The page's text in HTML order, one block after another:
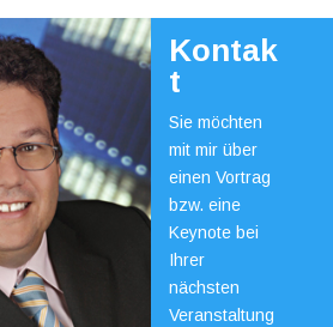
Kontak
t
Sie möchten
mit mir über
einen Vortrag
bzw. eine
Keynote bei
Ihrer
nächsten
Veranstaltung